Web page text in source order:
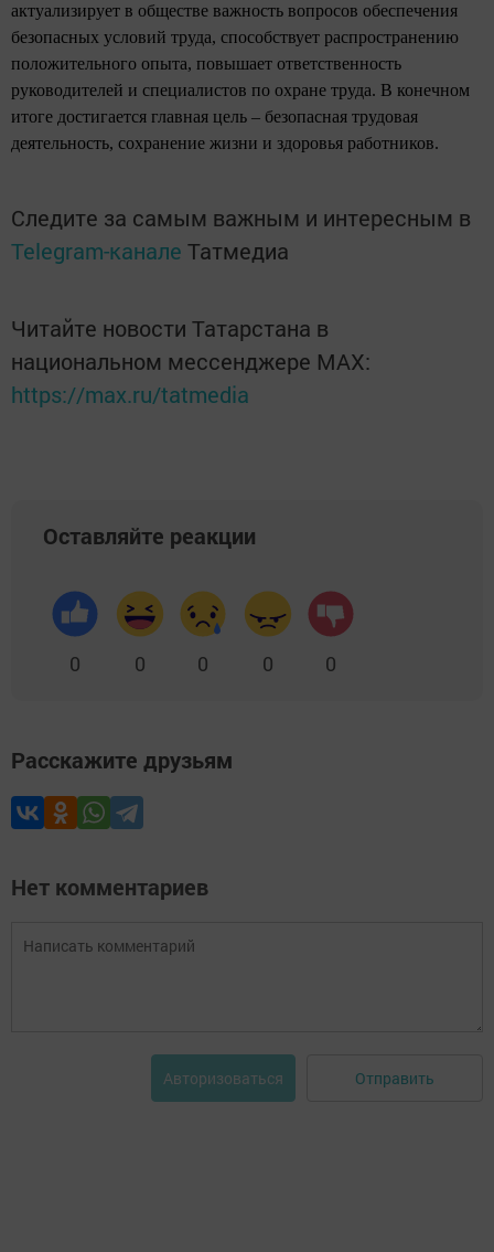
актуализирует в обществе важность вопросов обеспечения
безопасных условий труда, способствует распространению
положительного опыта, повышает ответственность
руководителей и специалистов по охране труда. В конечном
итоге достигается главная цель – безопасная трудовая
деятельность, сохранение жизни и здоровья работников.
Следите за самым важным и интересным в
Telegram-канале Татмедиа
Читайте новости Татарстана в
национальном мессенджере MАХ:
https://max.ru/tatmedia
Оставляйте реакции
0 0 0 0 0
Расскажите друзьям
Нет комментариев
Авторизоваться Отправить